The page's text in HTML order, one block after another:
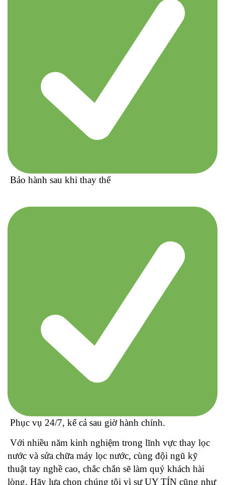
Bảo hành sau khi thay thế
Phục vụ 24/7, kể cả sau giờ hành chính.
Với nhiều năm kinh nghiệm trong lĩnh vực thay lọc
nước và sửa chữa máy lọc nước, cùng đội ngũ kỹ
thuật tay nghề cao, chắc chắn sẽ làm quý khách hài
lòng. Hãy lựa chọn chúng tôi vì sự UY TÍN cũng như